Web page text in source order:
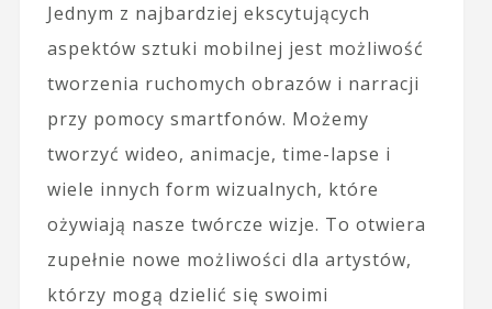
Jednym z najbardziej ekscytujących
aspektów sztuki mobilnej jest możliwość
tworzenia ruchomych obrazów i narracji
przy pomocy smartfonów. Możemy
tworzyć wideo, animacje, time-lapse i
wiele innych form wizualnych, które
ożywiają nasze twórcze wizje. To otwiera
zupełnie nowe możliwości dla artystów,
którzy mogą dzielić się swoimi